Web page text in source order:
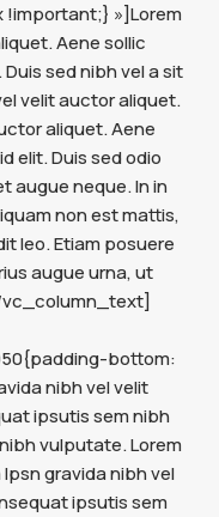
»]Lorem
Aene sollic
sed nibh vel a sit
velit auctor aliquet.
aliquet. Aene
elit. Duis sed odio
augue neque. In in
non est mattis,
leo. Etiam posuere
augue urna, ut
bottom:
nibh vel velit
ipsutis sem nibh
vulputate. Lorem
gravida nibh vel
ipsutis sem